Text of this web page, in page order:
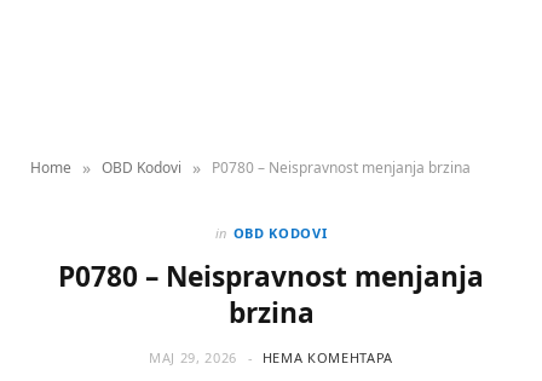
Home » OBD Kodovi » P0780 – Neispravnost menjanja brzina
in OBD KODOVI
P0780 – Neispravnost menjanja
brzina
МАЈ 29, 2026 НЕМА КОМЕНТАРА